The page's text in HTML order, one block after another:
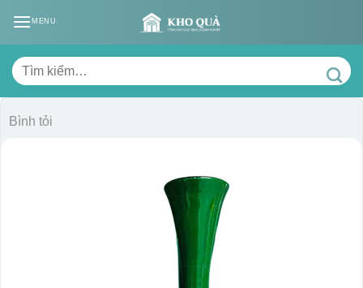
MENU
Tìm
kiếm:
Bình tỏi